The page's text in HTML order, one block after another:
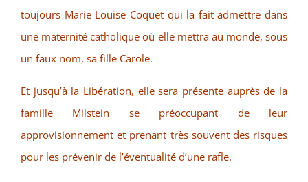
toujours Marie Louise Coquet qui la fait admettre dans
une maternité catholique où elle mettra au monde, sous
un faux nom, sa fille Carole.
Et jusqu’à la Libération, elle sera présente auprès de la
famille Milstein se préoccupant de leur
approvisionnement et prenant très souvent des risques
pour les prévenir de l’éventualité d’une rafle.